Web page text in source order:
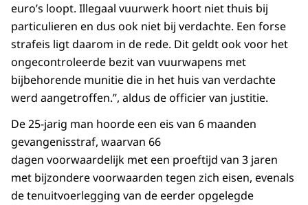
euro’s loopt. Illegaal vuurwerk hoort niet thuis bij
particulieren en dus ook niet bij verdachte. Een forse
strafeis ligt daarom in de rede. Dit geldt ook voor het
ongecontroleerde bezit van vuurwapens met
bijbehorende munitie die in het huis van verdachte
werd aangetroffen.”, aldus de officier van justitie.
De 25-jarig man hoorde een eis van 6 maanden
gevangenisstraf, waarvan 66
dagen voorwaardelijk met een proeftijd van 3 jaren
met bijzondere voorwaarden tegen zich eisen, evenals
de tenuitvoerlegging van de eerder opgelegde